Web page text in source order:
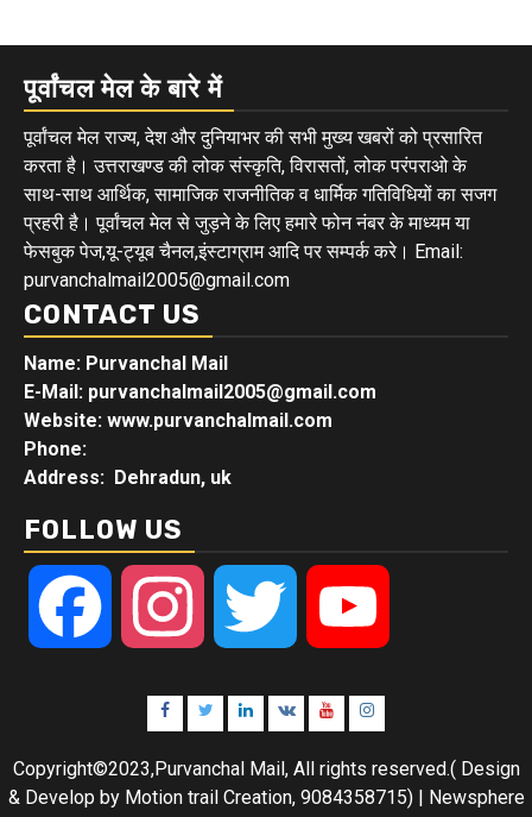
पूर्वांचल मेल के बारे में
पूर्वांचल मेल राज्य, देश और दुनियाभर की सभी मुख्य खबरों को प्रसारित
करता है। उत्तराखण्ड की लोक संस्कृति, विरासतों, लोक परंपराओ के
साथ-साथ आर्थिक, सामाजिक राजनीतिक व धार्मिक गतिविधियों का सजग
प्रहरी है। पूर्वांचल मेल से जुड़ने के लिए हमारे फोन नंबर के माध्यम या
फेसबुक पेज,यू-ट्यूब चैनल,इंस्टाग्राम आदि पर सम्पर्क करे। Email:
purvanchalmail2005@gmail.com
CONTACT US
Name: Purvanchal Mail
E-Mail: purvanchalmail2005@gmail.com
Website: www.purvanchalmail.com
Phone:
Address: Dehradun, uk
FOLLOW US
Facebook Instagram Twitter
Facebook
TwitterLinkedin
VK YoutubeInstagram
Copyright©2023,Purvanchal Mail, All rights reserved.( Design
& Develop by Motion trail Creation, 9084358715) | Newsphere